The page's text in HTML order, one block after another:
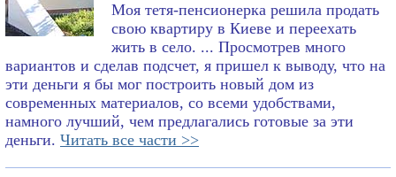
Моя тетя-пенсионерка решила продать
свою квартиру в Киеве и переехать
жить в село. ... Просмотрев много
вариантов и сделав подсчет, я пришел к выводу, что на
эти деньги я бы мог построить новый дом из
современных материалов, со всеми удобствами,
намного лучший, чем предлагались готовые за эти
деньги. Читать все части >>